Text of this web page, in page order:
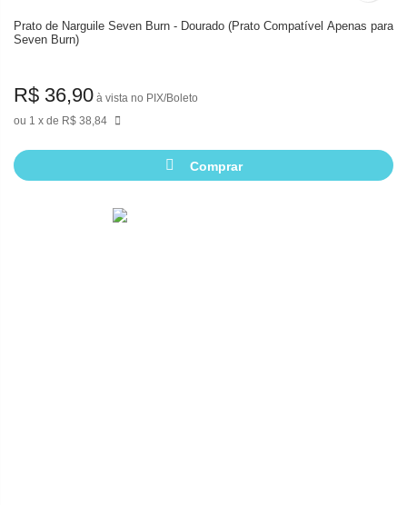
Prato de Narguile Seven Burn - Dourado (Prato Compatível Apenas para
Seven Burn)
1 de R$ 38,84
R$ 36,90 à vista no PIX/Boleto
Comprar